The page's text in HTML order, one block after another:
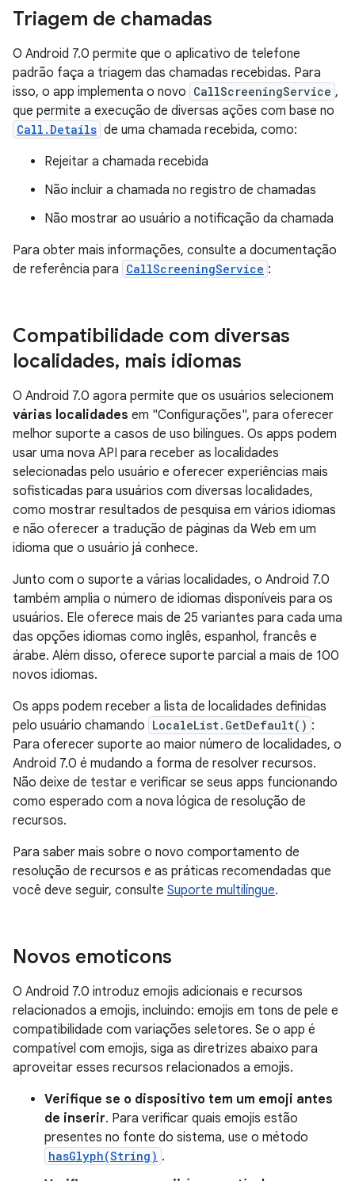
Triagem de chamadas
O Android 7.0 permite que o aplicativo de telefone
padrão faça a triagem das chamadas recebidas. Para
isso, o app implementa o novo CallScreeningService ,
que permite a execução de diversas ações com base no
Call.Details de uma chamada recebida, como:
Rejeitar a chamada recebida
Não incluir a chamada no registro de chamadas
Não mostrar ao usuário a notificação da chamada
Para obter mais informações, consulte a documentação
de referência para CallScreeningService :
Compatibilidade com diversas
localidades, mais idiomas
O Android 7.0 agora permite que os usuários selecionem
várias localidades em "Configurações", para oferecer
melhor suporte a casos de uso bilíngues. Os apps podem
usar uma nova API para receber as localidades
selecionadas pelo usuário e oferecer experiências mais
sofisticadas para usuários com diversas localidades,
como mostrar resultados de pesquisa em vários idiomas
e não oferecer a tradução de páginas da Web em um
idioma que o usuário já conhece.
Junto com o suporte a várias localidades, o Android 7.0
também amplia o número de idiomas disponíveis para os
usuários. Ele oferece mais de 25 variantes para cada uma
das opções idiomas como inglês, espanhol, francês e
árabe. Além disso, oferece suporte parcial a mais de 100
novos idiomas.
Os apps podem receber a lista de localidades definidas
pelo usuário chamando LocaleList.GetDefault() :
Para oferecer suporte ao maior número de localidades, o
Android 7.0 é mudando a forma de resolver recursos.
Não deixe de testar e verificar se seus apps funcionando
como esperado com a nova lógica de resolução de
recursos.
Para saber mais sobre o novo comportamento de
resolução de recursos e as práticas recomendadas que
você deve seguir, consulte Suporte multilíngue.
Novos emoticons
O Android 7.0 introduz emojis adicionais e recursos
relacionados a emojis, incluindo: emojis em tons de pele e
compatibilidade com variações seletores. Se o app é
compatível com emojis, siga as diretrizes abaixo para
aproveitar esses recursos relacionados a emojis.
Verifique se o dispositivo tem um emoji antes
de inserir. Para verificar quais emojis estão
presentes no fonte do sistema, use o método
hasGlyph(String) .